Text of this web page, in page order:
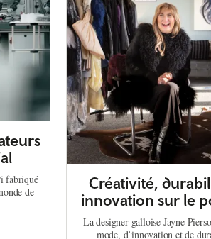
fabriqué
de
Créativité,
innovation sur le
La designer galloise Jayne
mode, d’innovation et de